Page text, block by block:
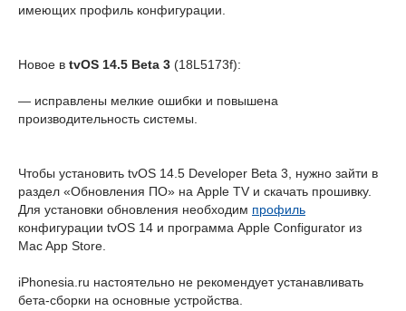
имеющих профиль конфигурации.
Новое в tvOS 14.5 Beta 3 (18L5173f):
— исправлены мелкие ошибки и повышена
производительность системы.
Чтобы установить tvOS 14.5 Developer Beta 3, нужно зайти в
раздел «Обновления ПО» на Apple TV и скачать прошивку.
Для установки обновления необходим профиль
конфигурации tvOS 14 и программа Apple Configurator из
Mac App Store.
iPhonesia.ru настоятельно не рекомендует устанавливать
бета-сборки на основные устройства.